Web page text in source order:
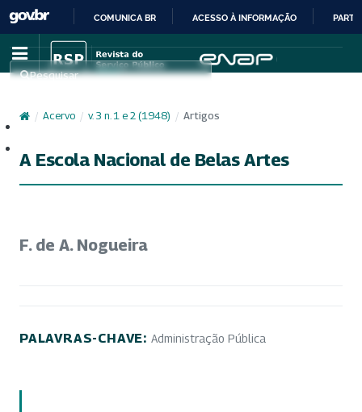
IR
PARA
CONTEÚDO
COMUNICA BR ACESSO À INFORMAÇÃO
Pesquisar
/ Acervo / v. 3 n. 1 e 2 (1948) / Artigos
A Escola Nacional de Belas Artes
F. de A. Nogueira
PALAVRAS-CHAVE: Administração Pública